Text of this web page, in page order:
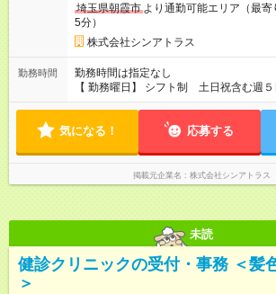
埼玉県朝霞市 より通勤可能エリア（最
5分）
株式会社シンアトラス
勤務時間
勤務時間は指定なし
【 勤務曜日】 シフト制 土日祝含む週５日勤務 【 勤
・ 9：00～20：00（実働8h／休憩１h）
気になる！ 応募する
掲載元企業名 株式会社シンアトラス
未読
健診クリニックの受付・事務 ＜髪
＞